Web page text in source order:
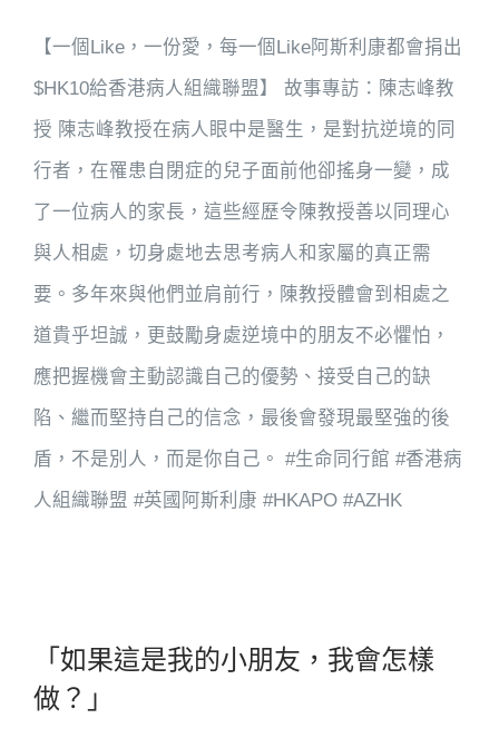
【一個Like，一份愛，每一個Like阿斯利康都會捐出
$HK10給香港病人組織聯盟】 故事專訪：陳志峰教
授 陳志峰教授在病人眼中是醫生，是對抗逆境的同
行者，在罹患自閉症的兒子面前他卻搖身一變，成
了一位病人的家長，這些經歷令陳教授善以同理心
與人相處，切身處地去思考病人和家屬的真正需
要。多年來與他們並肩前行，陳教授體會到相處之
道貴乎坦誠，更鼓勵身處逆境中的朋友不必懼怕，
應把握機會主動認識自己的優勢、接受自己的缺
陷、繼而堅持自己的信念，最後會發現最堅強的後
盾，不是別人，而是你自己。 #生命同行館 #香港病
人組織聯盟 #英國阿斯利康 #HKAPO #AZHK
「如果這是我的小朋友，我會怎樣
做？」